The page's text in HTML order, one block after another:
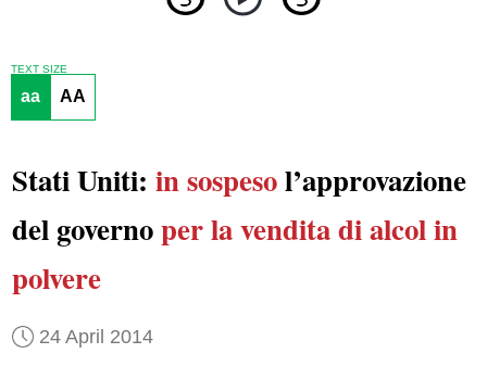
TEXT SIZE
aa AA
Stati Uniti: in sospesol’approvazione
del governoper la vendita di alcol in
polvere
24 April 2014